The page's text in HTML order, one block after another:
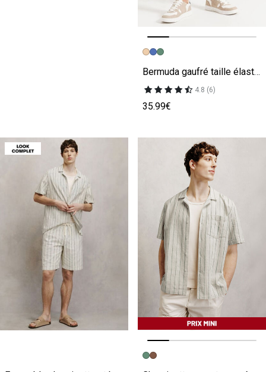
Image précédente
Image suivante
Bermuda gaufré taille élastiquée
4.8 (6)
35.99€
Image précédente
Image suivante